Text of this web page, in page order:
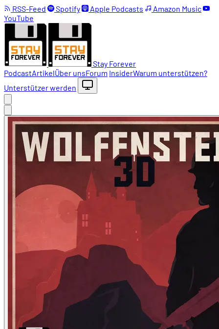
RSS-Feed Spotify Apple Podcasts
Amazon Music
YouTube
Stay Forever
PodcastArtikelÜber unsForum InsiderWarum unterstützen?
Unterstützer werden